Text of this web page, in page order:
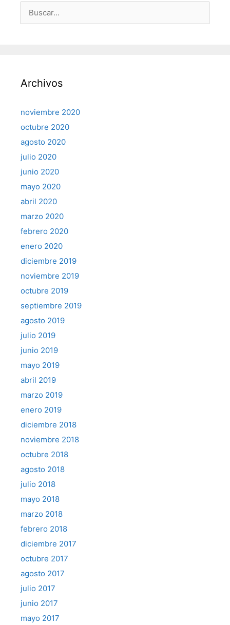
Archivos
noviembre 2020
octubre 2020
agosto 2020
julio 2020
junio 2020
mayo 2020
abril 2020
marzo 2020
febrero 2020
enero 2020
diciembre 2019
noviembre 2019
octubre 2019
septiembre 2019
agosto 2019
julio 2019
junio 2019
mayo 2019
abril 2019
marzo 2019
enero 2019
diciembre 2018
noviembre 2018
octubre 2018
agosto 2018
julio 2018
mayo 2018
marzo 2018
febrero 2018
diciembre 2017
octubre 2017
agosto 2017
julio 2017
junio 2017
mayo 2017